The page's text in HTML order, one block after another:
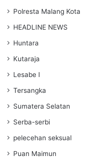
Polresta Malang Kota
HEADLINE NEWS
Huntara
Kutaraja
Lesabe I
Tersangka
Sumatera Selatan
Serba-serbi
pelecehan seksual
Puan Maimun